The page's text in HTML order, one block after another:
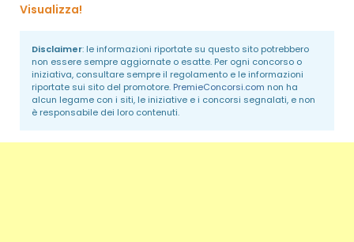
Visualizza!
Disclaimer: le informazioni riportate su questo sito potrebbero
non essere sempre aggiornate o esatte. Per ogni concorso o
iniziativa, consultare sempre il regolamento e le informazioni
riportate sui sito del promotore. PremieConcorsi.com non ha
alcun legame con i siti, le iniziative e i concorsi segnalati, e non
è responsabile dei loro contenuti.